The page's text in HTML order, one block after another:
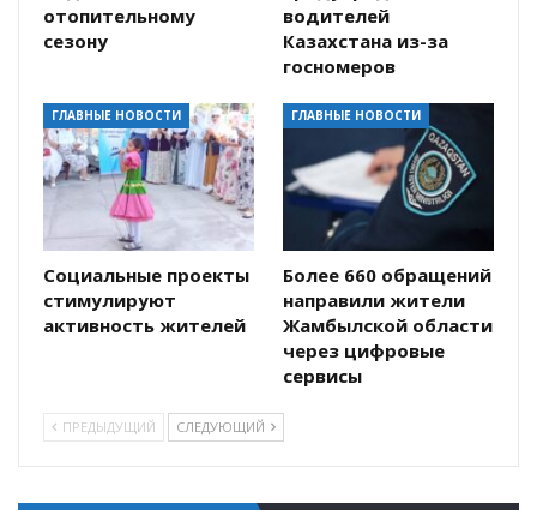
отопительному
сезону
водителей
Казахстана из-за
госномеров
ГЛАВНЫЕ НОВОСТИ
Социальные проекты
стимулируют
активность жителей
ГЛАВНЫЕ НОВОСТИ
Более 660 обращений
направили жители
Жамбылской области
через цифровые
сервисы
ПРЕДЫДУЩИЙ СЛЕДУЮЩИЙ